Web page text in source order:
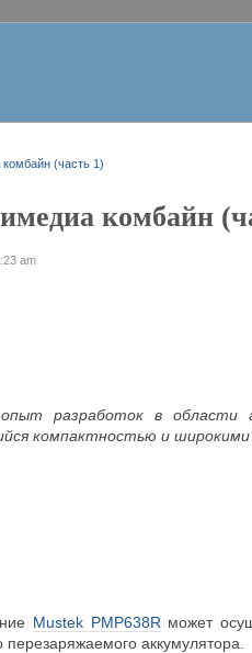
(часть 1)
комбайн
am
опыт разработок в области
компактностью и
Mustek PMP638R может
перезаряжаемого аккумулятора.